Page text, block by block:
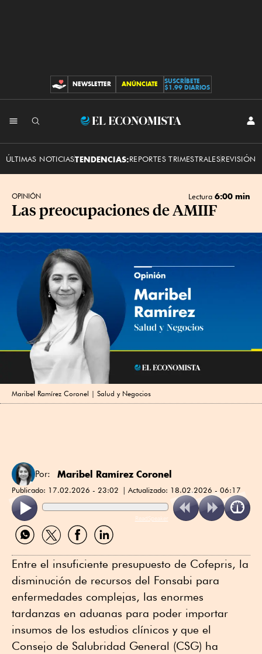
CONTRIBUCIONES
NEWSLETTER ANÚNCIATE
SUSCRÍBETE
$1.99 DIARIOS
El
ÚLTIMAS NOTICIASTENDENCIAS:REPORTES TRIMESTRALESREVISIÓN
OPINIÓN Lectura 6:00 min
Las preocupaciones de AMIIF
Maribel Ramírez Coronel | Salud y Negocios
Por: Maribel Ramírez Coronel
Publicado: 17.02.2026 - 23:02 Actualizado: 18.02.2026 - 06:17
ReadSpeaker
Compartir
por
Compartir
por
Compartir
por
Compartir
por
Entre el insuficiente presupuesto de Cofepris, la
disminución de recursos del Fonsabi para
enfermedades complejas, las enormes
tardanzas en aduanas para poder importar
insumos de los estudios clínicos y que el
Consejo de Salubridad General (CSG) ha